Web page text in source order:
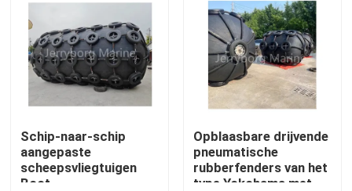
hydro pneumatisch stootkussen
Drijvend Pneumatisch Stootkussen
Marien Rubberluchtkussen
Schip-naar-schip
aangepaste
scheepsvliegtuigen
Boot
Opblaasbare drijvende
pneumatische
rubberfenders van het
type Yokohama met